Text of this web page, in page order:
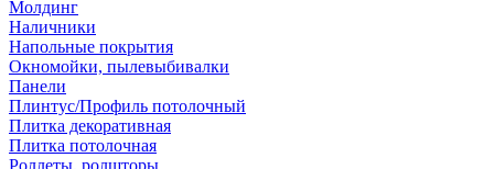
Молдинг
Наличники
Напольные покрытия
Окномойки, пылевыбивалки
Панели
Плинтус/Профиль потолочный
Плитка декоративная
Плитка потолочная
Роллеты, ролшторы